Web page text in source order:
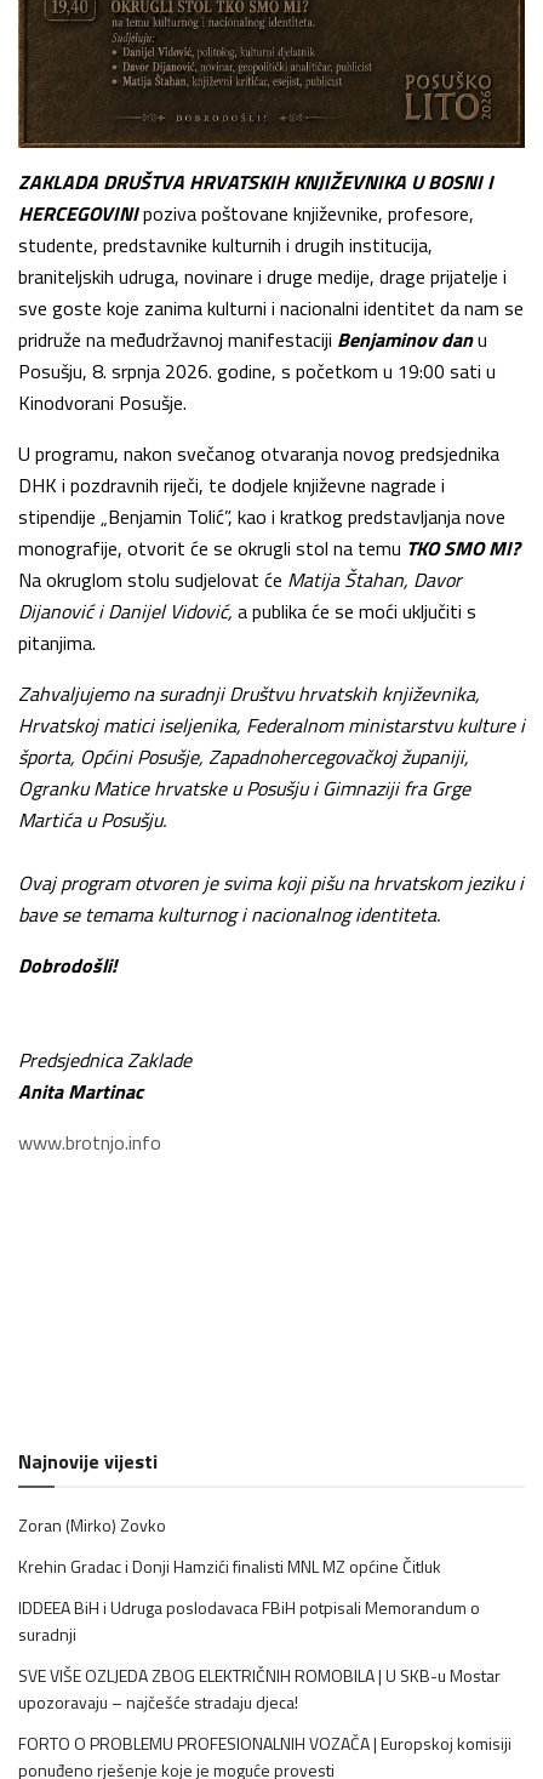
ZAKLADA DRUŠTVA HRVATSKIH KNJIŽEVNIKA U BOSNI I
HERCEGOVINIpoziva poštovane književnike, profesore,
studente, predstavnike kulturnih i drugih institucija,
braniteljskih udruga, novinare i druge medije, drage prijatelje i
sve goste koje zanima kulturni i nacionalni identitet da nam se
pridruže na međudržavnoj manifestaciji Benjaminov danu
Posušju, 8. srpnja 2026. godine, s početkom u 19:00 sati u
Kinodvorani Posušje.
U programu, nakon svečanog otvaranja novog predsjednika
DHK i pozdravnih riječi, te dodjele književne nagrade i
stipendije „Benjamin Tolić”, kao i kratkog predstavljanja nove
monografije, otvorit će se okrugli stol na temu TKO SMO MI?
Na okruglom stolu sudjelovat će Matija Štahan, Davor
Dijanović i Danijel Vidović, a publika će se moći uključiti s
pitanjima.
Zahvaljujemo na suradnji Društvu hrvatskih književnika,
Hrvatskoj matici iseljenika, Federalnom ministarstvu kulture i
športa, Općini Posušje, Zapadnohercegovačkoj županiji,
Ogranku Matice hrvatske u Posušju i Gimnaziji fra Grge
Martića u Posušju.
Ovaj program otvoren je svima koji pišu na hrvatskom jeziku i
bave se temama kulturnog i nacionalnog identiteta.
Dobrodošli!
Predsjednica Zaklade
Anita Martinac
www.brotnjo.info
Najnovije vijesti
Zoran (Mirko) Zovko
Krehin Gradac i Donji Hamzići finalisti MNL MZ općine Čitluk
IDDEEA BiH i Udruga poslodavaca FBiH potpisali Memorandum o
suradnji
SVE VIŠE OZLJEDA ZBOG ELEKTRIČNIH ROMOBILA | U SKB-u Mostar
upozoravaju – najčešće stradaju djeca!
FORTO O PROBLEMU PROFESIONALNIH VOZAČA | Europskoj komisiji
ponuđeno rješenje koje je moguće provesti